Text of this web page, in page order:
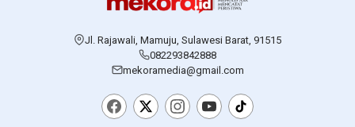
Jl. Rajawali, Mamuju, Sulawesi Barat, 91515
082293842888
mekoramedia@gmail.com